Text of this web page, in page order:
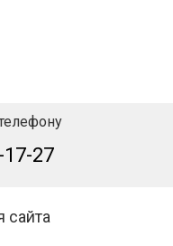
27
сайта